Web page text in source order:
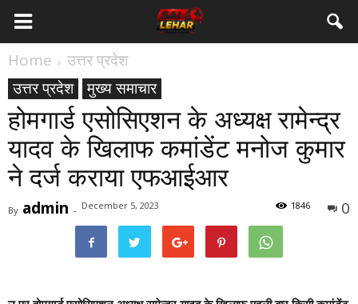
Home
उत्तर प्रदेश
उत्तर प्रदेश
मुख्य समाचार
होमगार्ड एसोसिएशन के अध्यक्ष रामेन्द्र
यादव के खिलाफ कमांडेंट मनोज कुमार
ने दर्ज कराया एफआईआर
By admin - December 5, 2023 0
1846